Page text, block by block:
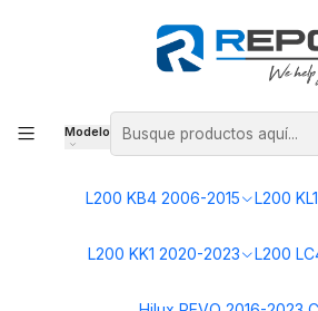
Mostrando repuestos para tu L200 KB4
Modelo
L200 KB4 2006-2015 L200
L200 KK1 2020-2023 L200